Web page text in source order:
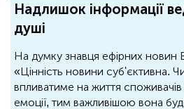
Надлишок інформації
душі
На думку знавця ефірних
«Цінність новини суб'єктивна.
впливатиме на життя споживачів
емоції, тим важливішою вона